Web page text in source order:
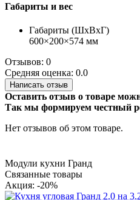
Габариты и вес
Габариты (ШхВхГ)
600×200×574 мм
Отзывов: 0
Средняя оценка: 0.0
Написать отзыв
Оставить отзыв о товаре
Так мы формируем честный
Нет отзывов об этом товаре.
Модули кухни Гранд
Связанные товары
Акция: -20%